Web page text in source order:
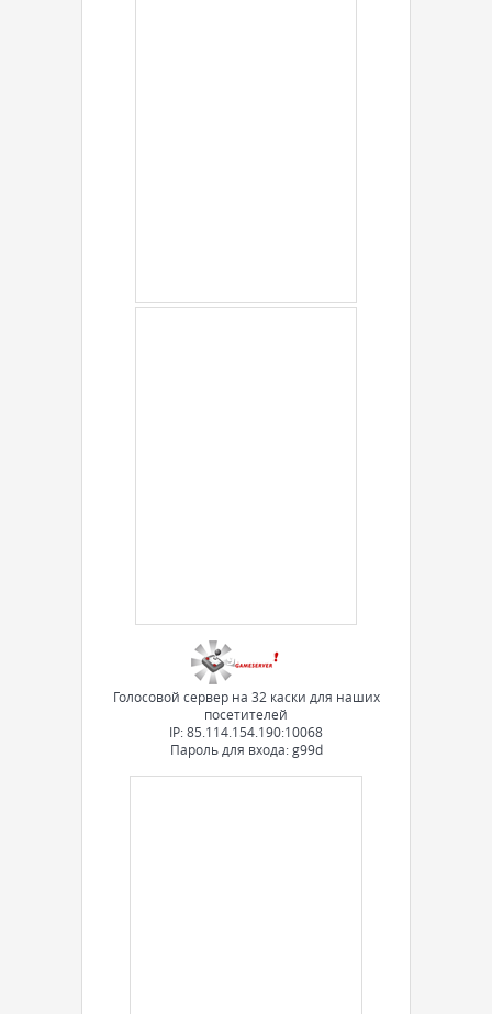
Голосовой сервер на 32 каски для наших
посетителей
IP: 85.114.154.190:10068
Пароль для входа: g99d